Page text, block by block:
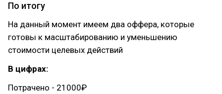
По итогу
На данный момент имеем два оффера, которые
готовы к масштабированию и уменьшению
стоимости целевых действий
В цифрах:
Потрачено - 21000₽